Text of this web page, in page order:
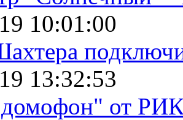
10:01:00
13:32:53
от